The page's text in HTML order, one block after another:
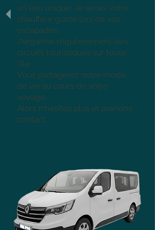
un lieu unique. Je serais votre
chauffeur guide lors de vos
escapades.
J'organise régulièrement des
circuits touristiques sur toute
l'île.
Vous partagerez notre mode
de vie au cours de votre
voyage.
Alors n'hésitez plus et prenons
contact.